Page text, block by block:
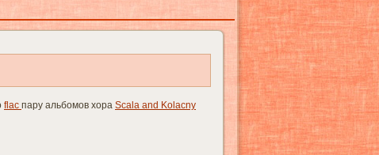
flac пару альбомов хора Scala and Kolacny